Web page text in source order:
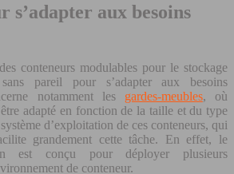
aux besoins
conteneurs modulables pour le stockage
pareil pour s’adapter aux besoins
notamment les gardes-meubles, où
adapté en fonction de la taille et du type
d’exploitation de ces conteneurs, qui
grandement cette tâche. En effet, le
est conçu pour déployer plusieurs
de conteneur.